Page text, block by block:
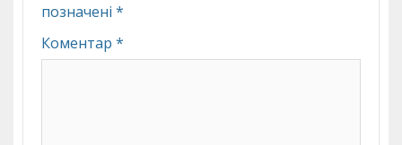
позначені *
Коментар *